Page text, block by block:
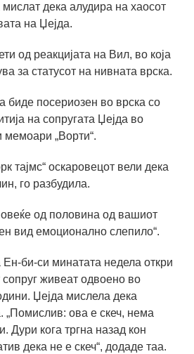
дека алудира на хаосот
на Џејда.
од реакцијата на Вил, во која
за статусот на нивната врска.
биде посериозен во врска со
на сопругата Џејда во
мемоари „Ворти“.
тајмс“ оскаровецот вели дека
го разбудила.
од половина од вашиот
вид емоционално слепило“.
Ен-би-си минатата недела откри
сопруг живеат одвоено во
Џејда мислела дека
„Помислив: ова е скеч, нема
Дури кога тргна назад кон
дека не е скеч“, додаде таа.